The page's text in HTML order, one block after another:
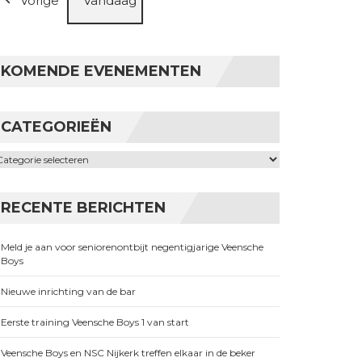
KOMENDE EVENEMENTEN
CATEGORIEËN
RECENTE BERICHTEN
Meld je aan voor seniorenontbijt negentigjarige Veensche
Boys
Nieuwe inrichting van de bar
Eerste training Veensche Boys 1 van start
Veensche Boys en NSC Nijkerk treffen elkaar in de beker